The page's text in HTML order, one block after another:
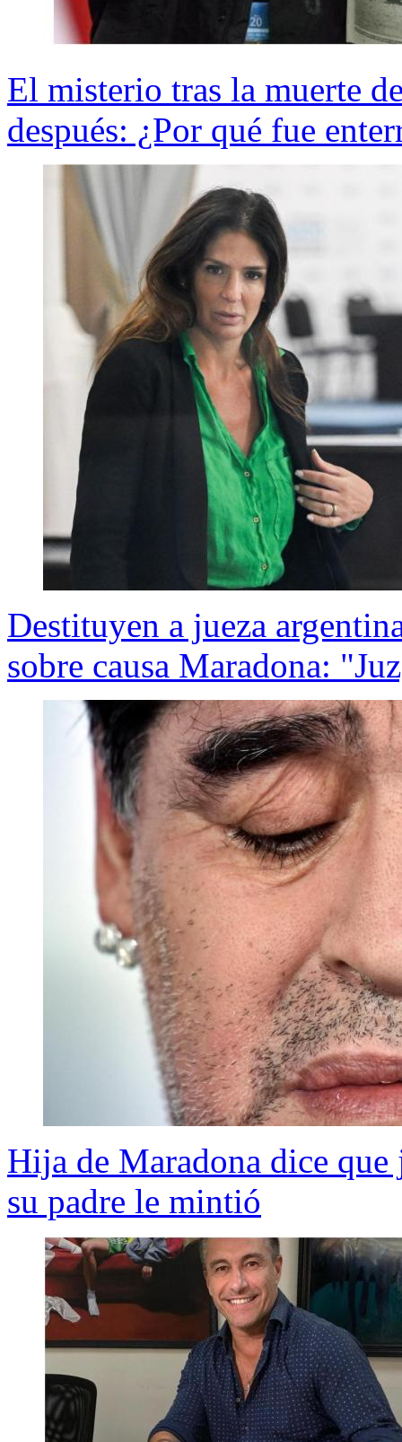
El misterio tras la muerte
después: ¿Por qué fue
Destituyen a jueza
sobre causa Maradona:
Hija de Maradona dice que
su padre le mintió